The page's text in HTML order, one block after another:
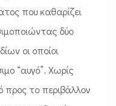
που καθαρίζει
δύο
οι οποίοι
“αυγό”. Χωρίς
προς το περιβάλλον